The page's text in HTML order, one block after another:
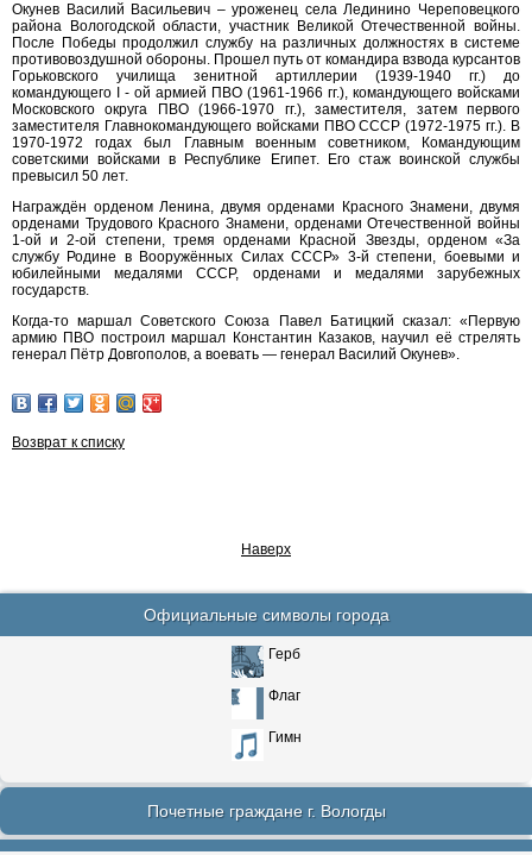
Окунев Василий Васильевич – уроженец села Лединино Череповецкого
района Вологодской области, участник Великой Отечественной войны.
После Победы продолжил службу на различных должностях в системе
противовоздушной обороны. Прошел путь от командира взвода курсантов
Горьковского училища зенитной артиллерии (1939-1940 гг.) до
командующего I - ой армией ПВО (1961-1966 гг.), командующего войсками
Московского округа ПВО (1966-1970 гг.), заместителя, затем первого
заместителя Главнокомандующего войсками ПВО СССР (1972-1975 гг.). В
1970-1972 годах был Главным военным советником, Командующим
советскими войсками в Республике Египет. Его стаж воинской службы
превысил 50 лет.
Награждён орденом Ленина, двумя орденами Красного Знамени, двумя
орденами Трудового Красного Знамени, орденами Отечественной войны
1-ой и 2-ой степени, тремя орденами Красной Звезды, орденом «За
службу Родине в Вооружённых Силах СССР» 3-й степени, боевыми и
юбилейными медалями СССР, орденами и медалями зарубежных
государств.
Когда-то маршал Советского Союза Павел Батицкий сказал: «Первую
армию ПВО построил маршал Константин Казаков, научил её стрелять
генерал Пётр Довгополов, а воевать — генерал Василий Окунев».
Возврат к списку
Наверх
Официальные символы города
Герб
Флаг
Гимн
Почетные граждане г. Вологды